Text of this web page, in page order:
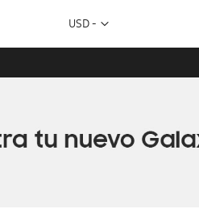
Moneda
USD -